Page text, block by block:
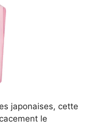
japonaises, cette
le